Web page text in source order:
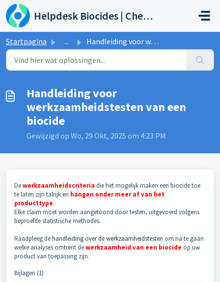
Doorgaan naar hoofdinhoud
Helpdesk Biocides | Chemicals | Products
Startpagina ... Handleiding voor werkzaamheidstesten van een biocide
Handleiding voor
werkzaamheidstesten van een
biocide
Gewijzigd op Wo, 29 Okt, 2025 om 4:23 PM
Dewerkzaamheidscriteria die het mogelijk maken een biocide toe
te laten zijn talrijk en hangen onder meer af van het
producttype.
Elke claim moet worden aangetoond door testen, uitgevoerd volgens
beproefde statistische methodes.
Raadpleeg dehandleiding over de werkzaamheidstesten om na te gaan
welke analyses omtrent dewerkzaamheid van een biocide op uw
product van toepassing zijn.
Bijlagen (1)